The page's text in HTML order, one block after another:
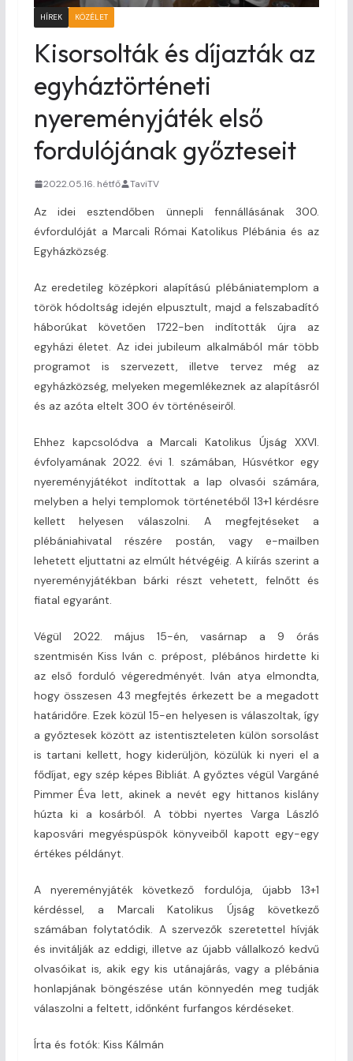
HÍREK KÖZÉLET
Kisorsolták és díjazták az
egyháztörténeti
nyereményjáték első
fordulójának győzteseit
2022.05.16. hétfő TaviTV
Az idei esztendőben ünnepli fennállásának 300.
évfordulóját a Marcali Római Katolikus Plébánia és az
Egyházközség.
Az eredetileg középkori alapítású plébániatemplom a
török hódoltság idején elpusztult, majd a felszabadító
háborúkat követően 1722-ben indították újra az
egyházi életet. Az idei jubileum alkalmából már több
programot is szervezett, illetve tervez még az
egyházközség, melyeken megemlékeznek az alapításról
és az azóta eltelt 300 év történéseiről.
Ehhez kapcsolódva a Marcali Katolikus Újság XXVI.
évfolyamának 2022. évi 1. számában, Húsvétkor egy
nyereményjátékot indítottak a lap olvasói számára,
melyben a helyi templomok történetéből 13+1 kérdésre
kellett helyesen válaszolni. A megfejtéseket a
plébániahivatal részére postán, vagy e-mailben
lehetett eljuttatni az elmúlt hétvégéig. A kiírás szerint a
nyereményjátékban bárki részt vehetett, felnőtt és
fiatal egyaránt.
Végül 2022. május 15-én, vasárnap a 9 órás
szentmisén Kiss Iván c. prépost, plébános hirdette ki
az első forduló végeredményét. Iván atya elmondta,
hogy összesen 43 megfejtés érkezett be a megadott
határidőre. Ezek közül 15-en helyesen is válaszoltak, így
a győztesek között az istentiszteleten külön sorsolást
is tartani kellett, hogy kiderüljön, közülük ki nyeri el a
fődíjat, egy szép képes Bibliát. A győztes végül Vargáné
Pimmer Éva lett, akinek a nevét egy hittanos kislány
húzta ki a kosárból. A többi nyertes Varga László
kaposvári megyéspüspök könyveiből kapott egy-egy
értékes példányt.
A nyereményjáték következő fordulója, újabb 13+1
kérdéssel, a Marcali Katolikus Újság következő
számában folytatódik. A szervezők szeretettel hívják
és invitálják az eddigi, illetve az újabb vállalkozó kedvű
olvasóikat is, akik egy kis utánajárás, vagy a plébánia
honlapjának böngészése után könnyedén meg tudják
válaszolni a feltett, időnként furfangos kérdéseket.
Írta és fotók: Kiss Kálmán